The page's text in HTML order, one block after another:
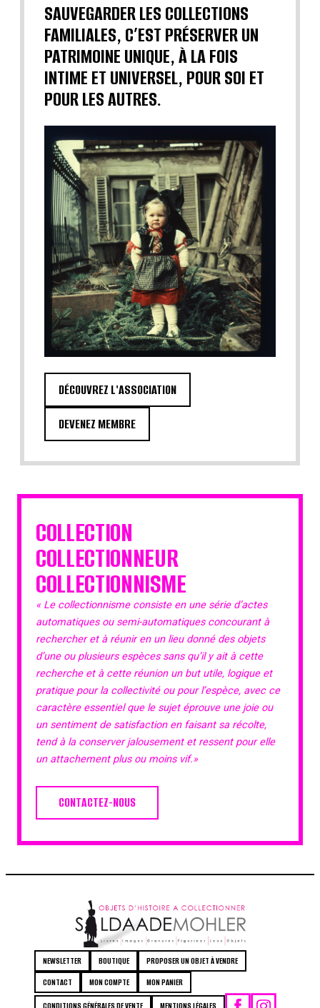
SAUVEGARDER LES COLLECTIONS
FAMILIALES, C’EST PRÉSERVER UN
PATRIMOINE UNIQUE, À LA FOIS
INTIME ET UNIVERSEL, POUR SOI ET
POUR LES AUTRES.
DÉCOUVREZ L'ASSOCIATION
DEVENEZ MEMBRE
COLLECTION
COLLECTIONNEUR
COLLECTIONNISME
« Le collectionnisme consiste en une série d’actes
automatiques ou semi-automatiques concourant à
rechercher et à réunir en un lieu donné des objets
d’une ou plusieurs espèces sans qu’il y ait à cette
recherche et à cette réunion un but utile, logique et
pratique pour la collectivité ou pour l’espèce, avec ce
caractère essentiel que le sujet éprouve une joie ou
un sentiment de satisfaction en faisant sa récolte,
tend à la conserver jalousement et ressent pour elle
un attachement plus ou moins vif.»
CONTACTEZ-NOUS
NEWSLETTER BOUTIQUE
PROPOSER UN OBJET À VENDRE
CONTACT
MON COMPTE MON PANIER